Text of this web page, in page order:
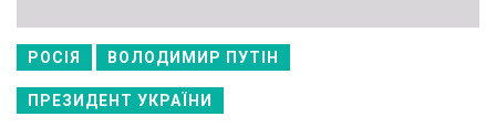
РОСІЯ ВОЛОДИМИР ПУТІН
ПРЕЗИДЕНТ УКРАЇНИ